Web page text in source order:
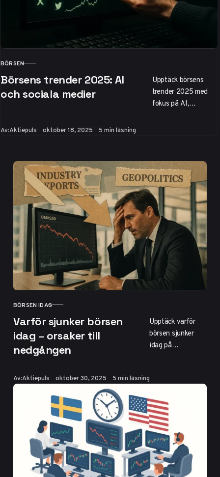
KATEGORI
BÖRSEN
Börsens trender 2025: AI
och sociala medier
Upptäck börsens
trender 2025 med
fokus på AI,
Prognoser för
OMXS30, hetaste
aktier som Embracer
och tips för
sentimentanalys på
X. Positiv tillväxt
drivs av globala
influenser och tech-
innovationer.
Av:Aktiepuls Publicerad
oktober 18, 2025 5 min läsning
KATEGORI
BÖRSEN IDAG
Varför sjunker börsen
idag – orsaker till
nedgången
Upptäck varför
börsen sjunker
idag på
nedgång på 0,4%.
industrirapporter,
räntor, inflation
och geopolitiska
spänningar som
Trump-tullar
driver fallet. Få
insikter i
Av:Aktiepuls Publicerad
oktober 30, 2025 5 min läsning